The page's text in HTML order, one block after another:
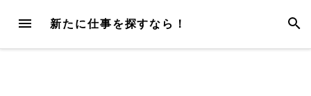
content
MENU 新たに仕事を探すなら！